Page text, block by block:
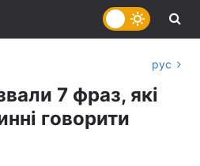
рус
7 фраз, які
говорити